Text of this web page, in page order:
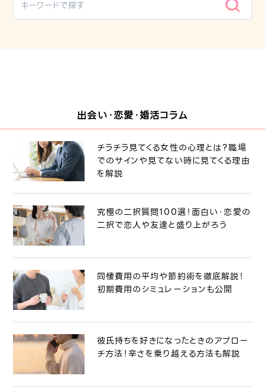
出会い・恋愛・婚活コラム
チラチラ見てくる女性の心理とは？職場
でのサインや見てない時に見てくる理由
を解説
究極の二択質問100選！面白い・恋愛の
二択で恋人や友達と盛り上がろう
同棲費用の平均や節約術を徹底解説！
初期費用のシミュレーションも公開
彼氏持ちを好きになったときのアプロー
チ方法！辛さを乗り越える方法も解説